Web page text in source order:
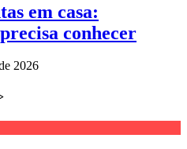
em casa:
conhecer
2026